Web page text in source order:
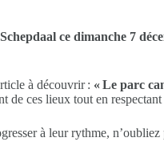
Schepdaal ce dimanche 7
à découvrir : « Le parc
de ces lieux tout en
à leur rythme, n’oubliez